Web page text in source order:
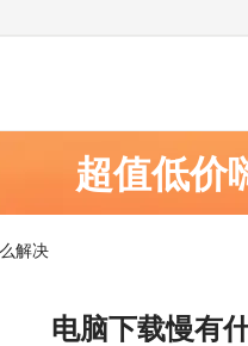
超值低价
解决
电脑下载慢有